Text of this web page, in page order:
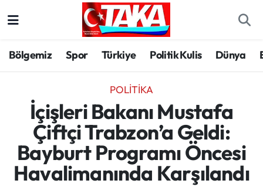
Bölgemiz Spor Türkiye Politik Kulis Dünya
POLITIKA
İçişleri Bakanı Mustafa
Çiftçi Trabzon’a Geldi:
Bayburt Programı Öncesi
Havalimanında Karşılandı
Spor
Türkiye
Kültür/Sanat
Politika
Trabzon Hava Durumu
Trabzon Trafik Yoğunluk Haritası
Süper Lig Puan Durumu ve Fikstür
Tüm Manşetler